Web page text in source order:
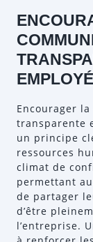
Encourager
transparente
un principe
ressources
climat de
permettant
de partager
d’être
l’entreprise.